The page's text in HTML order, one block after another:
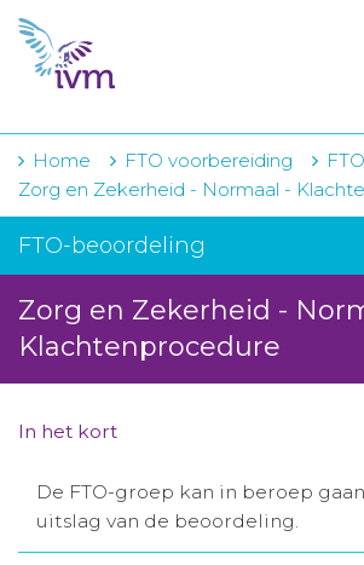
VMI
FTO voorbereiding
IVM-academie
Zorginstellingen
Voorschrijfgedrag
Projecten
Over IVM
Winkelwagentje
Home FTO voorbereiding
Zorg en Zekerheid - Normaal -
FTO-beoordeling
Zorg en Zekerheid -
Klachtenprocedure
In het kort
De FTO-groep kan in beroep
uitslag van de beoordeling.